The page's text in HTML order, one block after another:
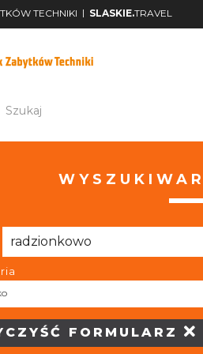
TECHNIKI | SLASKIE.TRAVEL
Szukaj
FORMULARZ